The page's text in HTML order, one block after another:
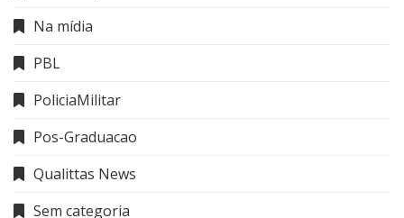
Na mídia
PBL
PoliciaMilitar
Pos-Graduacao
Qualittas News
Sem categoria